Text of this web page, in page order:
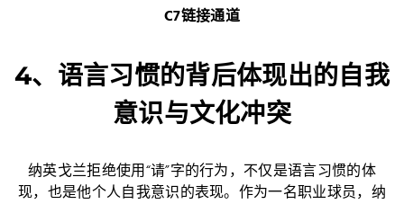
C7链接通道
4、语言习惯的背后体现出的自我
意识与文化冲突
纳英戈兰拒绝使用“请”字的行为，不仅是语言习惯的体
现，也是他个人自我意识的表现。作为一名职业球员，纳